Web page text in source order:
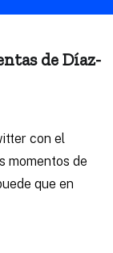
de Díaz-
con el
momentos de
que en